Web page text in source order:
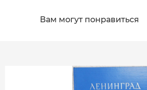
Вам могут понравиться